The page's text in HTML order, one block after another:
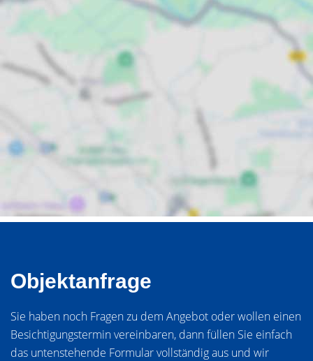
Objektanfrage
Sie haben noch Fragen zu dem Angebot oder wollen einen
Besichtigungstermin vereinbaren, dann füllen Sie einfach
das untenstehende Formular vollständig aus und wir